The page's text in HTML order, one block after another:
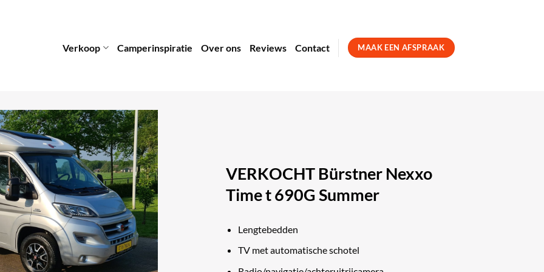
Verkoop
Camperinspiratie Over ons Reviews Contact MAAK EEN AFSPRAAK
VERKOCHT Bürstner Nexxo
Time t 690G Summer
Lengtebedden
TV met automatische schotel